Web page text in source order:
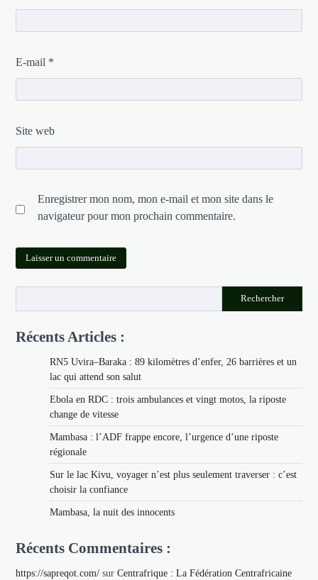
E-mail *
Site web
Enregistrer mon nom, mon e-mail et mon site dans le
navigateur pour mon prochain commentaire.
Rechercher
Récents Articles :
RN5 Uvira–Baraka : 89 kilomètres d’enfer, 26 barrières et un
lac qui attend son salut
Ebola en RDC : trois ambulances et vingt motos, la riposte
change de vitesse
Mambasa : l’ADF frappe encore, l’urgence d’une riposte
régionale
Sur le lac Kivu, voyager n’est plus seulement traverser : c’est
choisir la confiance
Mambasa, la nuit des innocents
Récents Commentaires :
https://sapreqot.com/ surCentrafrique : La Fédération Centrafricaine